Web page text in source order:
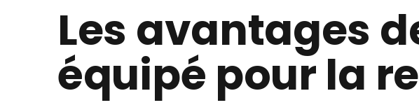
Les avantages
équipé pour la